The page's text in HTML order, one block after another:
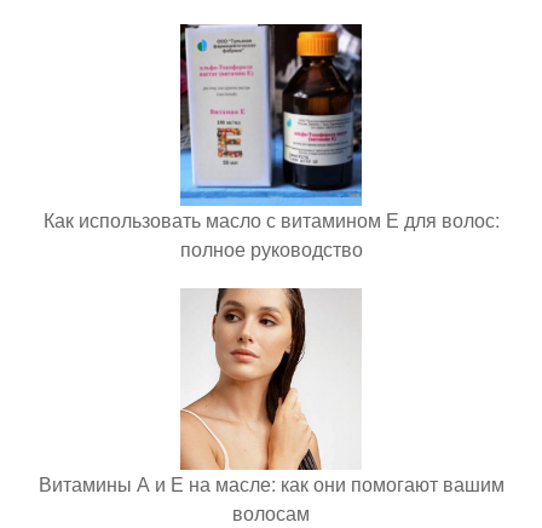
Как использовать масло с витамином Е для волос:
полное руководство
Витамины А и Е на масле: как они помогают вашим
волосам